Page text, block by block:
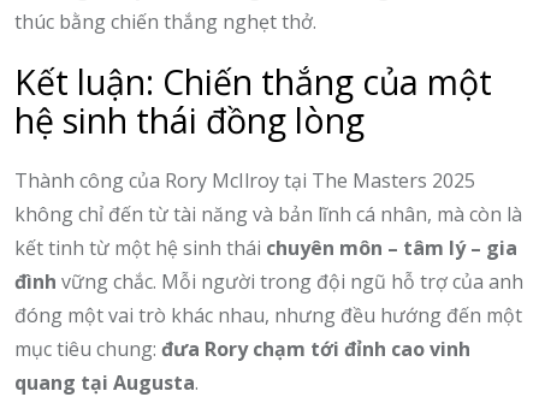
thúc bằng chiến thắng nghẹt thở.
Kết luận: Chiến thắng của một
hệ sinh thái đồng lòng
Thành công của Rory McIlroy tại The Masters 2025
không chỉ đến từ tài năng và bản lĩnh cá nhân, mà còn là
kết tinh từ một hệ sinh thái chuyên môn – tâm lý – gia
đình vững chắc. Mỗi người trong đội ngũ hỗ trợ của anh
đóng một vai trò khác nhau, nhưng đều hướng đến một
mục tiêu chung: đưa Rory chạm tới đỉnh cao vinh
quang tại Augusta.